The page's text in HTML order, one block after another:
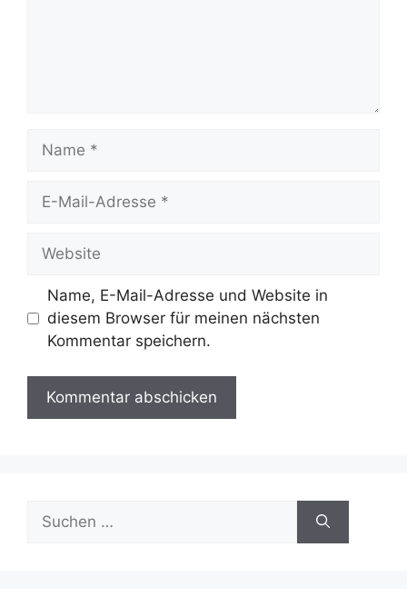
Name
Website
Name, E-Mail-Adresse und Website in
diesem Browser für meinen nächsten
Kommentar speichern.
nach: